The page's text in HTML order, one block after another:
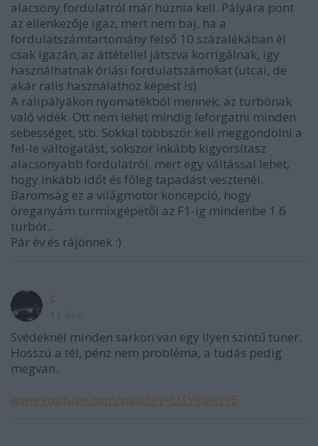
alacsony fordulatról már húznia kell. Pályára pont
az ellenkezője igaz, mert nem baj, ha a
fordulatszámtartomány felső 10 százalékában él
csak igazán, az áttétellel játszva korrigálnak, így
használhatnak óriási fordulatszámokat (utcai, de
akár ralis használathoz képest is)
A ralipályákon nyomatékból mennek, az turbónak
való vidék. Ott nem lehet mindig leforgatni minden
sebességet, stb. Sokkal többször kell meggondolni a
fel-le váltogatást, sokszor inkább kigyorsítasz
alacsonyabb fordulatról, mert egy váltással lehet,
hogy inkább időt és főleg tapadást vesztenél.
Baromság ez a világmotor koncepció, hogy
öreganyám turmixgépétől az F1-ig mindenbe 1.6
turbót..
Pár év és rájönnek :)
c
Svédeknél minden sarkon van egy ilyen szintű tuner.
Hosszú a tél, pénz nem probléma, a tudás pedig
megvan.
www.youtube.com/watch?v=UTYlJolezYE